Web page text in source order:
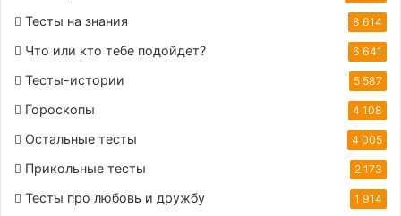
Тесты на знания 8 614
Что или кто тебе подойдет? 6 641
Тесты-истории 5 587
Гороскопы 4 108
Остальные тесты 4 005
Прикольные тесты 2 173
Тесты про любовь и дружбу 1 914